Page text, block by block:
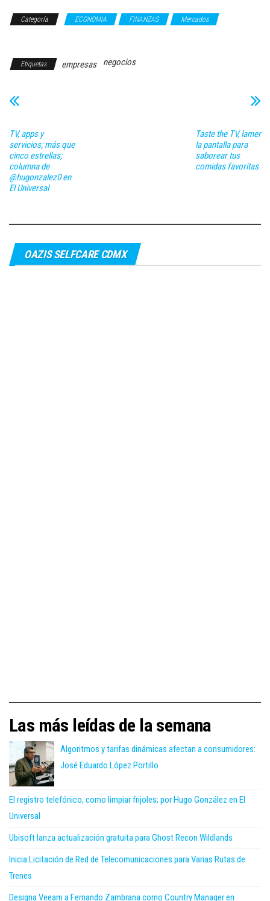
Categoría ECONOMIA FINANZAS
Mercados
Etiquetas empresas negocios
TV, apps y
servicios; más que
cinco estrellas;
columna de
@hugonzalez0 en
El Universal
Taste the TV, lamer
la pantalla para
saborear tus
comidas favoritas
OAZIS SELFCARE CDMX
Las más leídas de la semana
Algoritmos y tarifas dinámicas afectan a consumidores:
José Eduardo López Portillo
El registro telefónico, como limpiar frijoles; por Hugo González en El
Universal
Ubisoft lanza actualización gratuita para Ghost Recon Wildlands
Inicia Licitación de Red de Telecomunicaciones para Varias Rutas de
Trenes
Designa Veeam a Fernando Zambrana como Country Manager en